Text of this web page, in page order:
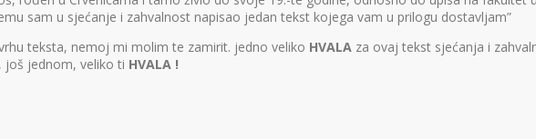
sam u sjećanje i zahvalnost napisao jedan tekst kojega vam u prilogu dostavljam”
teksta, nemoj mi molim te zamirit. jedno veliko HVALA za ovaj tekst sjećanja i
još jednom, veliko ti HVALA !